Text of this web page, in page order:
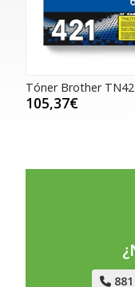
Tóner Brother
105,37€